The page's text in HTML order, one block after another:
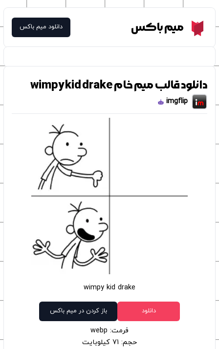
Meme Boxمیم باکس دانلود میم باکس
دانلود قالب میم خام wimpy kid drake
imgflip
wimpy kid drake
دانلود باز کردن در میم باکس
فرمت: webp
حجم: 71 کیلوبایت